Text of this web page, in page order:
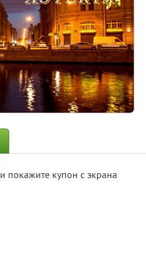
и покажите купон с экрана